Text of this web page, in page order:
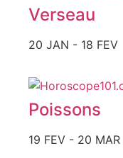
Verseau
20 JAN - 18 FEV
Poissons
19 FEV - 20 MAR